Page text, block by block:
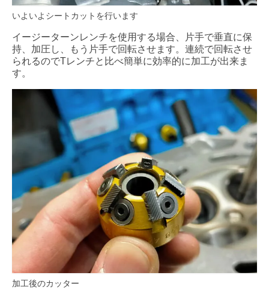
いよいよシートカットを行います
イージーターンレンチを使用する場合、片手で垂直に保
持、加圧し、もう片手で回転させます。連続で回転させ
られるのでTレンチと比べ簡単に効率的に加工が出来ま
す。
加工後のカッター